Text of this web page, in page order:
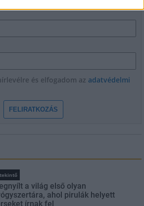
és elfogadom az adatvédelmi
FELIRATKOZÁS
a világ első olyan
ahol pirulák helyett
írnak fel